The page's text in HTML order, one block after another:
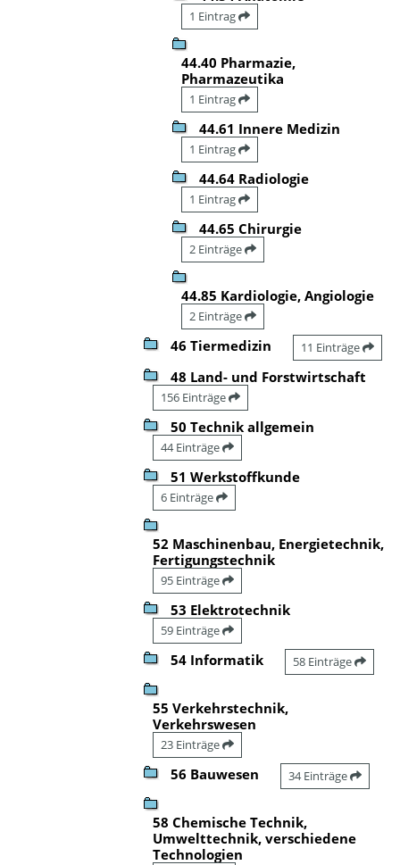
1 Eintrag
44.40 Pharmazie,
Pharmazeutika
1 Eintrag
44.61 Innere Medizin
1 Eintrag
44.64 Radiologie
1 Eintrag
44.65 Chirurgie
2 Einträge
44.85 Kardiologie, Angiologie
2 Einträge
46 Tiermedizin 11 Einträge
48 Land- und Forstwirtschaft
156 Einträge
50 Technik allgemein
44 Einträge
51 Werkstoffkunde
6 Einträge
52 Maschinenbau, Energietechnik,
Fertigungstechnik
95 Einträge
53 Elektrotechnik
59 Einträge
54 Informatik 58 Einträge
55 Verkehrstechnik,
Verkehrswesen
23 Einträge
56 Bauwesen 34 Einträge
58 Chemische Technik,
Umwelttechnik, verschiedene
Technologien